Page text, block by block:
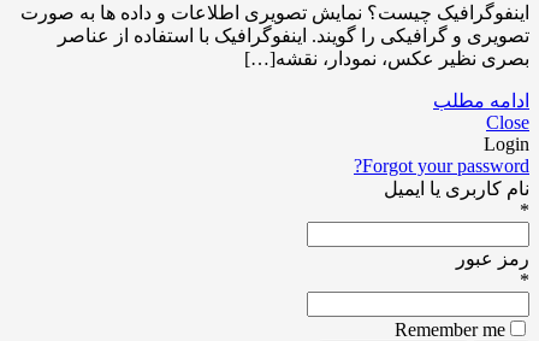
اینفوگرافیک چیست؟ نمایش تصویری اطلاعات و داده ها به صورت
تصویری و گرافیکی را گویند. اینفوگرافیک با استفاده از عناصر
بصری نظیر عکس، نمودار، نقشه[…]
ادامه مطلب
Close
Login
Forgot your password?
نام کاربری یا ایمیل
*
رمز عبور
*
Remember me